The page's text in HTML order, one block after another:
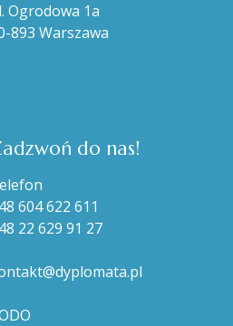
Ogrodowa 1a
893 Warszawa
do nas!
604 622 611
22 629 91 27